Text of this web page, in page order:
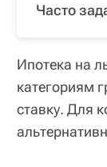
Часто
Ипотека на
категориям
ставку. Для